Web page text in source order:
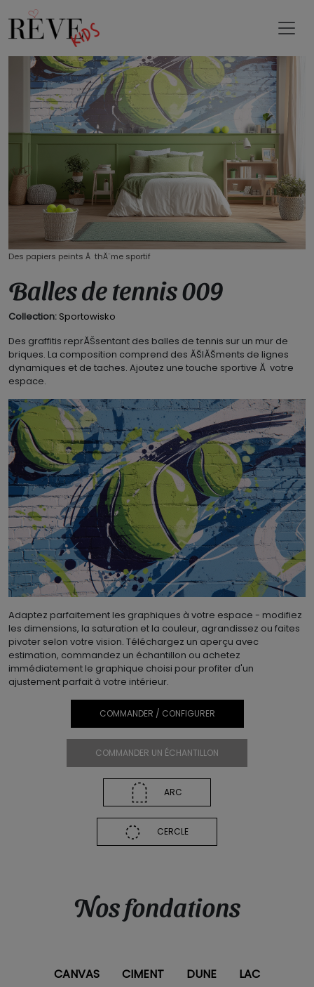
Des papiers peints Ă thĂ¨me sportif
Balles de tennis 009
Collection: Sportowisko
Des graffitis reprĂŠsentant des balles de tennis sur un mur de
briques. La composition comprend des ĂŠlĂŠments de lignes
dynamiques et de taches. Ajoutez une touche sportive Ă votre
espace.
Adaptez parfaitement les graphiques à votre espace - modifiez
les dimensions, la saturation et la couleur, agrandissez ou faites
pivoter selon votre vision. Téléchargez un aperçu avec
estimation, commandez un échantillon ou achetez
immédiatement le graphique choisi pour profiter d'un
ajustement parfait à votre intérieur.
COMMANDER / CONFIGURER
COMMANDER UN ÉCHANTILLON
ARC
CERCLE
Nos fondations
CANVAS CIMENT DUNE
LAC